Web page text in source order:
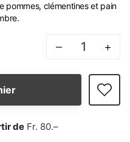
pommes, clémentines et pain
– +
de Fr. 80.–